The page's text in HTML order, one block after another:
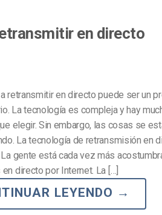
en directo
retransmitir en directo puede ser un
La tecnología es compleja y hay
elegir. Sin embargo, las cosas se
La tecnología de retransmisión en
gente está cada vez más
directo por Internet. La […]
LEYENDO →